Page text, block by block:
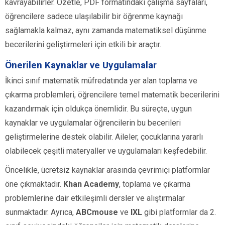
kavrayabilirler. Özetle, PDF formatındaki çalışma sayfaları,
öğrencilere sadece ulaşılabilir bir öğrenme kaynağı
sağlamakla kalmaz, aynı zamanda matematiksel düşünme
becerilerini geliştirmeleri için etkili bir araçtır.
Önerilen Kaynaklar ve Uygulamalar
İkinci sınıf matematik müfredatında yer alan toplama ve
çıkarma problemleri, öğrencilere temel matematik becerilerini
kazandırmak için oldukça önemlidir. Bu süreçte, uygun
kaynaklar ve uygulamalar öğrencilerin bu becerileri
geliştirmelerine destek olabilir. Aileler, çocuklarına yararlı
olabilecek çeşitli materyaller ve uygulamaları keşfedebilir.
Öncelikle, ücretsiz kaynaklar arasında çevrimiçi platformlar
öne çıkmaktadır. Khan Academy, toplama ve çıkarma
problemlerine dair etkileşimli dersler ve alıştırmalar
sunmaktadır. Ayrıca, ABCmouse ve IXL gibi platformlar da 2.